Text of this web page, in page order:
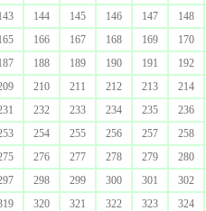
144 145 146 147 148
166 167 168 169 170
188 189 190 191 192
210 211 212 213 214
232 233 234 235 236
254 255 256 257 258
276 277 278 279 280
298 299 300 301 302
320 321 322 323 324